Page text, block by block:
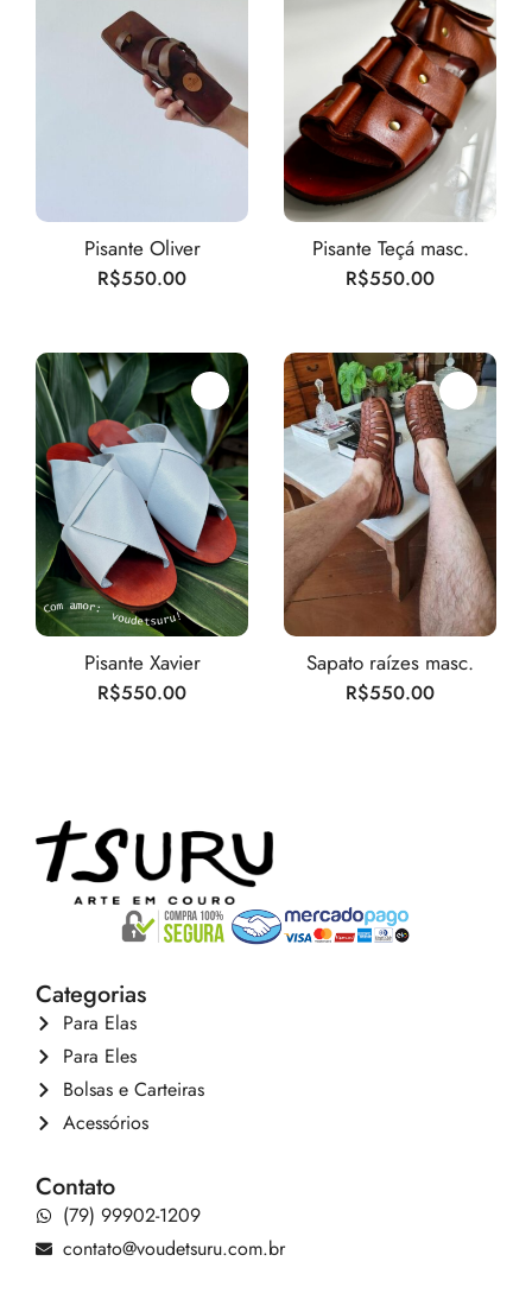
Pisante Oliver
R$550.00
Pisante Teçá masc.
R$550.00
Pisante Xavier
R$550.00
Sapato raízes masc.
R$550.00
Categorias
Para Elas
Para Eles
Bolsas e Carteiras
Acessórios
Contato
(79) 99902-1209
contato@voudetsuru.com.br